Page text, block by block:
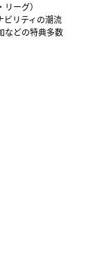
ーグ）
ビリティの潮流
などの特典多数